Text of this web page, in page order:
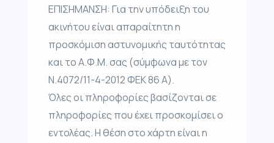
ΕΠΙΣΗΜΑΝΣΗ: Για την υπόδειξη του
ακινήτου είναι απαραίτητη η
προσκόμιση αστυνομικής ταυτότητας
και το Α.Φ.Μ. σας (σύμφωνα με τον
Ν.4072/11-4-2012 ΦΕΚ 86 Α).
Όλες οι πληροφορίες βασίζονται σε
πληροφορίες που έχει προσκομίσει ο
εντολέας. Η θέση στο χάρτη είναι η